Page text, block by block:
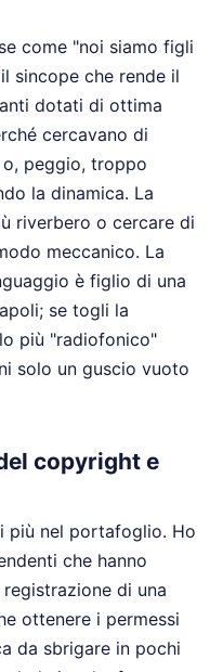
come "noi siamo figli
sincope che rende il
dotati di ottima
cercavano di
peggio, troppo
la dinamica. La
riverbero o cercare di
meccanico. La
è figlio di una
se togli la
più "radiofonico"
solo un guscio vuoto
copyright e
più nel portafoglio. Ho
che hanno
di una
ottenere i permessi
da sbrigare in pochi